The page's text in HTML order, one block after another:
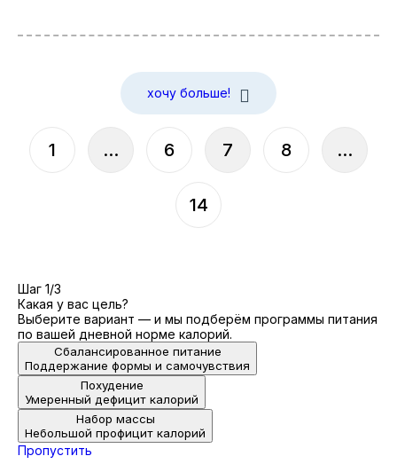
хочу больше!
1 ... 6 7 8 ...
14
Шаг 1/3
Какая у вас цель?
Выберите вариант — и мы подберём программы питания
по вашей дневной норме калорий.
Сбалансированное питание
Поддержание формы и самочувствия
Похудение
Умеренный дефицит калорий
Набор массы
Небольшой профицит калорий
Пропустить